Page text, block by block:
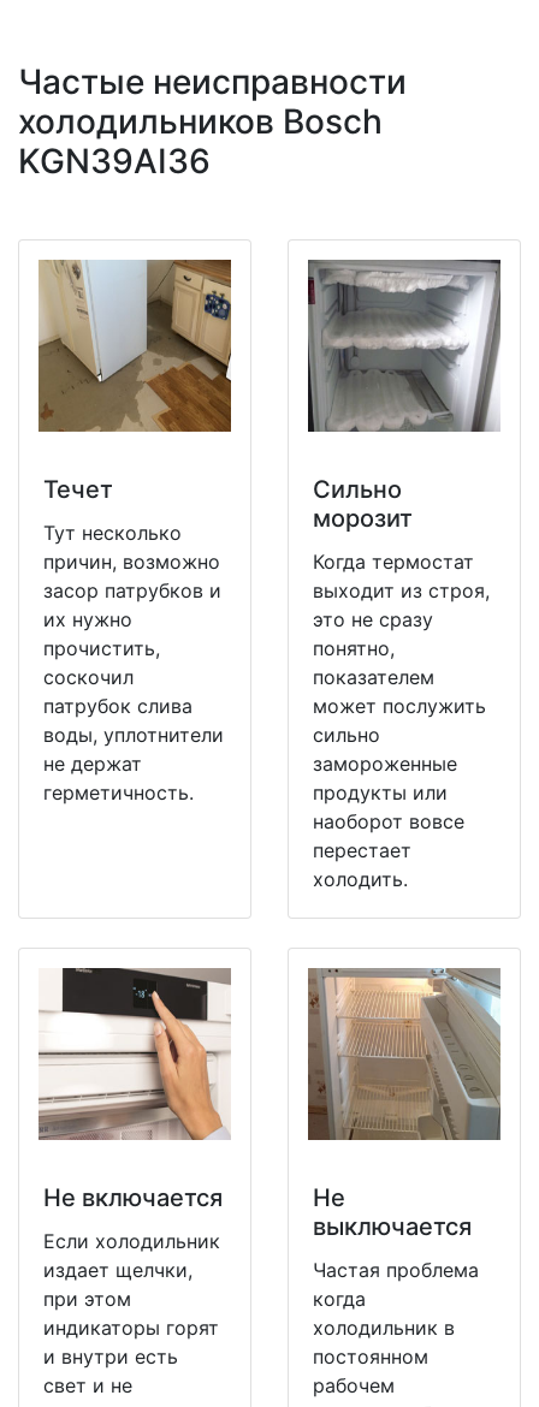
Частые неисправности
холодильников Bosch
KGN39AI36
Течет
Тут несколько
причин, возможно
засор патрубков и
их нужно
прочистить,
соскочил
патрубок слива
воды, уплотнители
не держат
герметичность.
Сильно
морозит
Когда термостат
выходит из строя,
это не сразу
понятно,
показателем
может послужить
сильно
замороженные
продукты или
наоборот вовсе
перестает
холодить.
Не включается
Если холодильник
издает щелчки,
при этом
индикаторы горят
и внутри есть
свет и не
Не
выключается
Частая проблема
когда
холодильник в
постоянном
рабочем